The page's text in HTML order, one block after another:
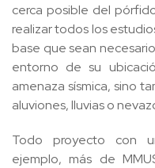
cerca posible del
realizar todos los
base que sean
entorno de su
amenaza sísmica, sino
aluviones, lluvias o
Todo proyecto con
ejemplo, más de